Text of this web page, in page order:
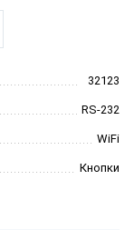
32123
RS-232
WiFi
Кнопки